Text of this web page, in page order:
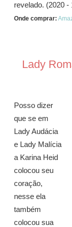
revelado. (2020 -
Onde comprar:
Lady
Posso dizer
que se em
Lady Audácia
e Lady Malícia
a Karina Heid
colocou seu
coração,
nesse ela
também
colocou sua